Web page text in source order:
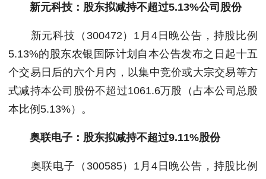
新元科技：股东拟减持不超过5.13%公司股份
新元科技（300472）1月4日晚公告，持股比例
5.13%的股东农银国际计划自本公告发布之日起十五
个交易日后的六个月内，以集中竞价或大宗交易等方
式减持本公司股份不超过1061.6万股（占本公司总股
本比例5.13%）。
奥联电子：股东拟减持不超过9.11%股份
奥联电子（300585）1月4日晚公告，持股比例